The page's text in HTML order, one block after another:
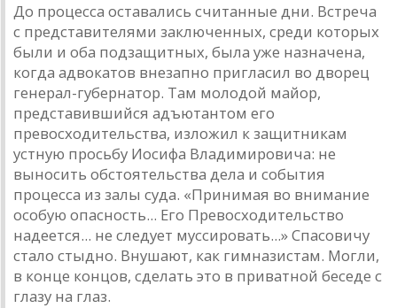
До процесса оставались считанные дни. Встреча
с представителями заключенных, среди которых
были и оба подзащитных, была уже назначена,
когда адвокатов внезапно пригласил во дворец
генерал-губернатор. Там молодой майор,
представившийся адъютантом его
превосходительства, изложил к защитникам
устную просьбу Иосифа Владимировича: не
выносить обстоятельства дела и события
процесса из залы суда. «Принимая во внимание
особую опасность... Его Превосходительство
надеется... не следует муссировать...» Спасовичу
стало стыдно. Внушают, как гимназистам. Могли,
в конце концов, сделать это в приватной беседе с
глазу на глаз.